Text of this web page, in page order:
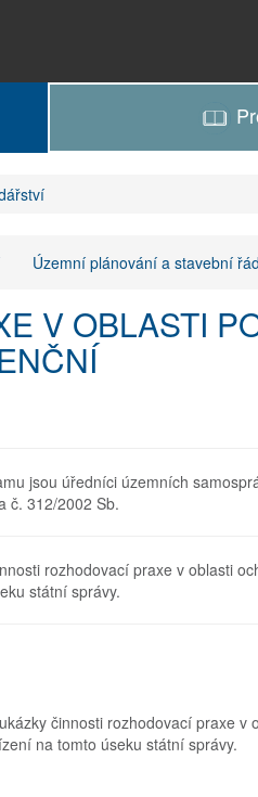
Územní plánování a stavební řád
V OBLASTI
jsou úředníci územních
č. 312/2002 Sb.
rozhodovací praxe v oblasti
státní správy.
činnosti rozhodovací praxe v
na tomto úseku státní správy.